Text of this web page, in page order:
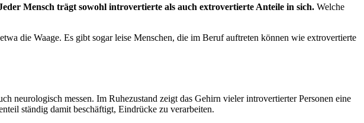
Mensch trägt sowohl introvertierte als auch extrovertierte Anteile in sich. Welche
die Waage. Es gibt sogar leise Menschen, die im Beruf auftreten können wie extrovertierte
neurologisch messen. Im Ruhezustand zeigt das Gehirn vieler introvertierter Personen eine
ständig damit beschäftigt, Eindrücke zu verarbeiten.